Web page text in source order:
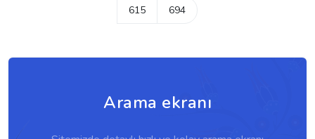
615 694
Arama ekranı